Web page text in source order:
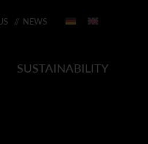
NEWS
SUSTAINABILITY